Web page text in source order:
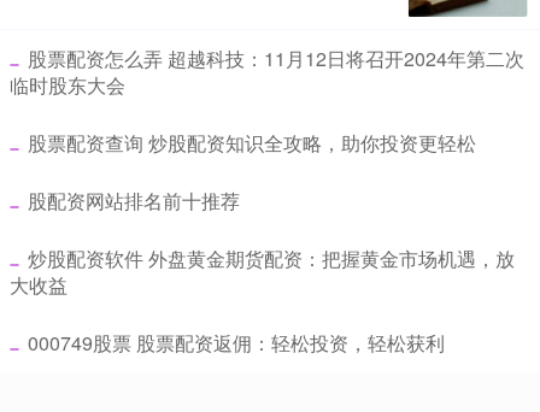
​股票配资怎么弄 超越科技：11月12日将召开2024年第二次
临时股东大会
​股票配资查询 炒股配资知识全攻略，助你投资更轻松
​股配资网站排名前十推荐
​炒股配资软件 外盘黄金期货配资：把握黄金市场机遇，放
大收益
​000749股票 股票配资返佣：轻松投资，轻松获利